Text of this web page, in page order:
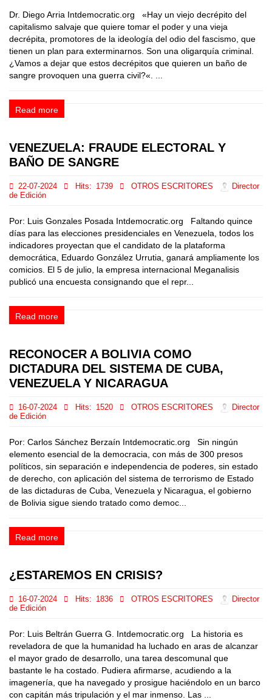
Dr. Diego Arria Intdemocratic.org «Hay un viejo decrépito del
capitalismo salvaje que quiere tomar el poder y una vieja
decrépita, promotores de la ideología del odio del fascismo, que
tienen un plan para exterminarnos. Son una oligarquía criminal.
¿Vamos a dejar que estos decrépitos que quieren un baño de
sangre provoquen una guerra civil?«. ...
Read more
VENEZUELA: FRAUDE ELECTORAL Y
BAÑO DE SANGRE
22-07-2024 Hits: 1739 OTROS ESCRITORES
Director
de Edición
Por: Luis Gonzales Posada Intdemocratic.org Faltando quince
días para las elecciones presidenciales en Venezuela, todos los
indicadores proyectan que el candidato de la plataforma
democrática, Eduardo González Urrutia, ganará ampliamente los
comicios. El 5 de julio, la empresa internacional Meganalisis
publicó una encuesta consignando que el repr...
Read more
RECONOCER A BOLIVIA COMO
DICTADURA DEL SISTEMA DE CUBA,
VENEZUELA Y NICARAGUA
16-07-2024 Hits: 1520 OTROS ESCRITORES
Director
de Edición
Por: Carlos Sánchez Berzaín Intdemocratic.org Sin ningún
elemento esencial de la democracia, con más de 300 presos
políticos, sin separación e independencia de poderes, sin estado
de derecho, con aplicación del sistema de terrorismo de Estado
de las dictaduras de Cuba, Venezuela y Nicaragua, el gobierno
de Bolivia sigue siendo tratado como democ...
Read more
¿ESTAREMOS EN CRISIS?
16-07-2024 Hits: 1836 OTROS ESCRITORES
Director
de Edición
Por: Luis Beltrán Guerra G. Intdemocratic.org La historia es
reveladora de que la humanidad ha luchado en aras de alcanzar
el mayor grado de desarrollo, una tarea descomunal que
bastante le ha costado. Pudiera afirmarse, acudiendo a la
imagenería, que ha navegado y prosigue haciéndolo en un barco
con capitán más tripulación y el mar inmenso. Las ...